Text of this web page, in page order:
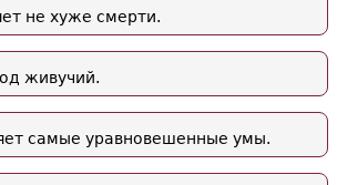
не хуже смерти.
живучий.
самые уравновешенные умы.